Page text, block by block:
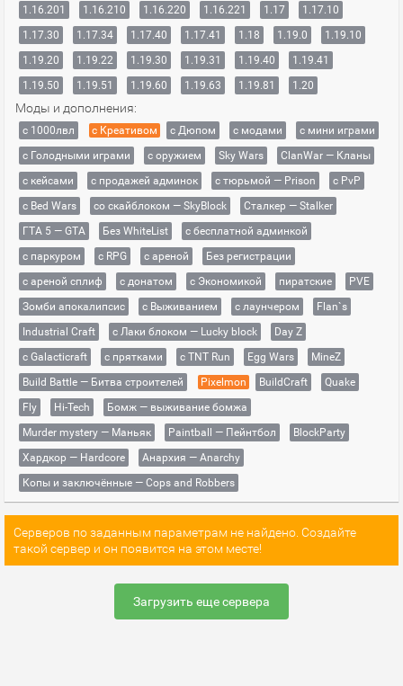
1.16.201
1.16.210 1.16.220 1.16.221 1.17
1.17.10
1.17.30
1.17.34 1.17.40 1.17.41 1.18 1.19.0
1.19.10
1.19.20
1.19.22 1.19.30 1.19.31 1.19.40
1.19.41
1.19.50
1.19.51 1.19.60 1.19.63 1.19.81 1.20
Моды и дополнения:
с 1000лвл c Креативом с Дюпом с модами
с мини играми
с Голодными играми
с оружием Sky Wars
ClanWar — Кланы
с кейсами
с продажей админок с тюрьмой — Prison
с PvP
с Bed Wars
со скайблоком — SkyBlock
Сталкер — Stalker
ГТА 5 — GTA
Без WhiteList
с бесплатной админкой
с паркуром
с RPG с ареной
Без регистрации
с ареной сплиф
с донатом с Экономикой пиратские
PVE
Зомби апокалипсис
с Выживанием с лаунчером
Flan`s
Industrial Craft
с Лаки блоком — Lucky block
Day Z
с Galacticraft
с прятками с TNT Run Egg Wars
MineZ
Build Battle — Битва строителей
Pixelmon BuildCraft
Quake
Fly
Hi-Tech
Бомж — выживание бомжа
Murder mystery — Маньяк
Paintball — Пейнтбол
BlockParty
Хардкор — Hardcore
Анархия — Anarchy
Копы и заключённые — Cops and Robbers
Серверов по заданным параметрам не найдено. Создайте
такой сервер и он появится на этом месте!
Загрузить еще сервера